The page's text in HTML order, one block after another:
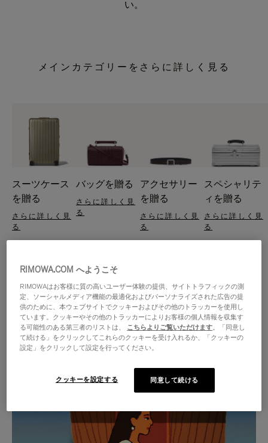
い。
メインカテゴリーをさらに詳しく見る
スーツケース
を贈る
さらに詳しく見
る
バッグを贈る
さらに詳しく見
る
アクセサリー
を贈る
さらに詳しく見
る
スペシャリテ
ィを贈る
さらに詳しく見
る
IS
PLAYED,
IS
MUTED,
RIMOWA.COM へようこそ
RIMOWAはお客様に質の高いユーザー体験の提供、サイトトラフィックの測
定、ソーシャルメディア機能の最適化およびパーソナライズされた広告の提
供のために、本ウェブサイトでクッキーおよびその他のトラッカーを使用し
ています。クッキーやその他のトラッカーによりお客様の個人情報を収集す
る可能性のある第三者のリストは、 こちらよりご覧いただけます。「同意し
て続ける」をクリックしてこれらのクッキーを受け入れるか、「クッキーの
設定」をクリックして設定を行ってください。
クッキーを設定する 同意して続ける